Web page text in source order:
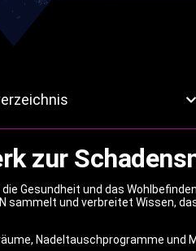
zur
Gesundheit und das
sammelt und verbreitet Wissen,
Nadeltauschprogramme und